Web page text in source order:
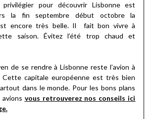
pour découvrir Lisbonne est
la fin septembre début octobre la
encore très belle. Il fait bon vivre à
saison. Évitez l’été trop chaud et
de se rendre à Lisbonne reste l’avion à
Cette capitale européenne est très bien
dans le monde. Pour les bons plans
vous retrouverez nos conseils ici